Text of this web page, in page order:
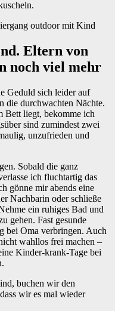
Eltern von
noch viel mehr
Geduld sich leider auf
die durchwachten Nächte.
Bett liegt, bekomme ich
sind zumindest zwei
unzufrieden und
Sobald die ganz
ich fluchtartig das
gönne mir abends eine
Nachbarin oder schließe
ein ruhiges Bad und
gehen. Fast gesunde
bei Oma verbringen. Auch
wahllos frei machen –
Kinder-krank-Tage bei
buchen wir den
wir es mal wieder